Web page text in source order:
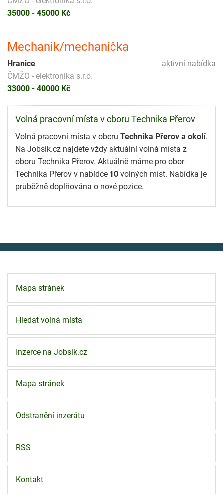
35000 - 45000 Kč
Mechanik/mechanička
aktivní nabídka
Hranice
ČMŽO - elektronika s.r.o.
33000 - 40000 Kč
Volná pracovní místa v oboru Technika Přerov
Volná pracovní místa v oboru Technika Přerov a okolí.
Na Jobsik.cz najdete vždy aktuální volná místa z
oboru Technika Přerov. Aktuálně máme pro obor
Technika Přerov v nabídce 10 volných míst. Nabídka je
průběžně doplňována o nové pozice.
Mapa stránek
Hledat volná místa
Inzerce na Jobsik.cz
Mapa stránek
Odstranění inzerátu
RSS
Kontakt